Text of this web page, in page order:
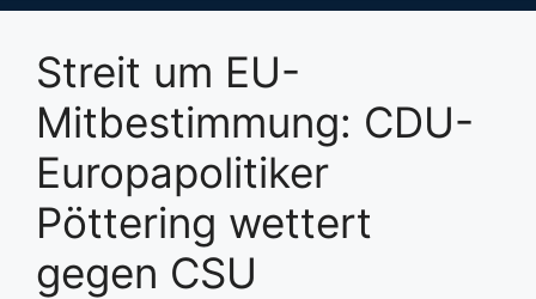
Streit um EU-
Mitbestimmung: CDU-
Europapolitiker
Pöttering wettert
gegen CSU